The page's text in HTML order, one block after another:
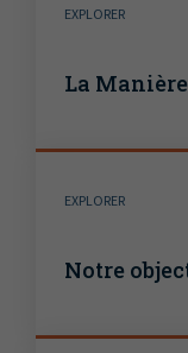
EXPLORER
La
EXPLORER
Notre